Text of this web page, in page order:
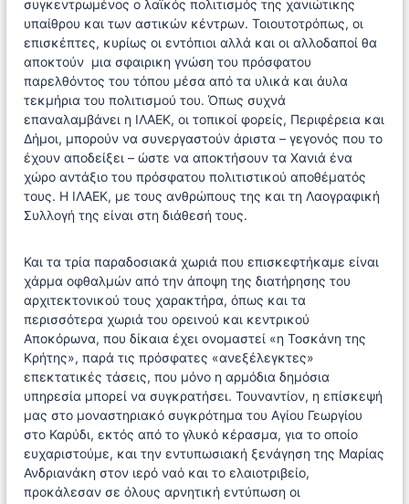
συγκεντρωμένος ο λαϊκός πολιτισμός της χανιώτικης
υπαίθρου και των αστικών κέντρων. Τοιουτοτρόπως, οι
επισκέπτες, κυρίως οι εντόπιοι αλλά και οι αλλοδαποί θα
αποκτούν μια σφαιρικη γνώση του πρόσφατου
παρελθόντος του τόπου μέσα από τα υλικά και άυλα
τεκμήρια του πολιτισμού του. Όπως συχνά
επαναλαμβάνει η ΙΛΑΕΚ, οι τοπικοί φορείς, Περιφέρεια και
Δήμοι, μπορούν να συνεργαστούν άριστα – γεγονός που το
έχουν αποδείξει – ώστε να αποκτήσουν τα Χανιά ένα
χώρο αντάξιο του πρόσφατου πολιτιστικού αποθέματός
τους. Η ΙΛΑΕΚ, με τους ανθρώπους της και τη Λαογραφική
Συλλογή της είναι στη διάθεσή τους.
Και τα τρία παραδοσιακά χωριά που επισκεφτήκαμε είναι
χάρμα οφθαλμών από την άποψη της διατήρησης του
αρχιτεκτονικού τους χαρακτήρα, όπως και τα
περισσότερα χωριά του ορεινού και κεντρικού
Αποκόρωνα, που δίκαια έχει ονομαστεί «η Τοσκάνη της
Κρήτης», παρά τις πρόσφατες «ανεξέλεγκτες»
επεκτατικές τάσεις, που μόνο η αρμόδια δημόσια
υπηρεσία μπορεί να συγκρατήσει. Τουναντίον, η επίσκεψή
μας στο μοναστηριακό συγκρότημα του Αγίου Γεωργίου
στο Καρύδι, εκτός από το γλυκό κέρασμα, για το οποίο
ευχαριστούμε, και την εντυπωσιακή ξενάγηση της Μαρίας
Ανδριανάκη στον ιερό ναό και το ελαιοτριβείο,
προκάλεσαν σε όλους αρνητική εντύπωση οι